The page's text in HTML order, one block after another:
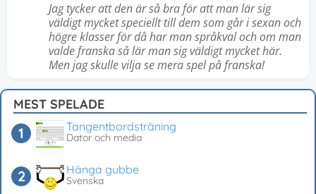
Jag tycker att den är så bra för att man lär sig
väldigt mycket speciellt till dem som går i sexan och
högre klasser för då har man språkval och om man
valde franska så lär man sig väldigt mycket här.
Men jag skulle vilja se mera spel på franska!
MEST SPELADE
Tangentbordsträning
Dator och media
Hänga gubbe
Svenska